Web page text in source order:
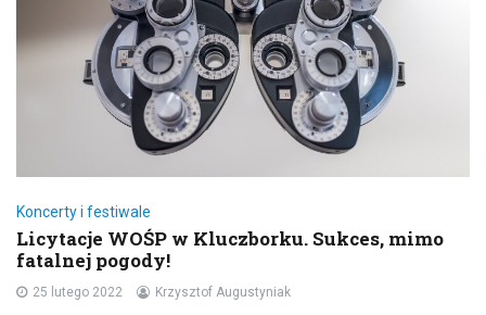
Koncerty i festiwale
Licytacje WOŚP w Kluczborku. Sukces, mimo
fatalnej pogody!
25 lutego 2022 Krzysztof Augustyniak